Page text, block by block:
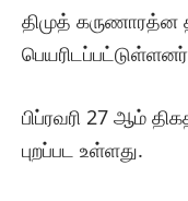
திமுத்
பிப்ரவரி 27 ஆம்
புறப்பட உள்ளது.